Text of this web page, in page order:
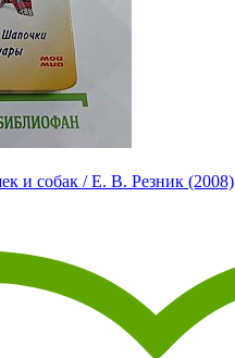
и собак / Е. В. Резник (2008)